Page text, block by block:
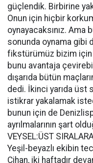
güçlendik. Birbirine
Onun için hiçbir
oynayacaksınız. Ama
sonunda oynama gibi
fikstürümüz bizim için
bunu avantaja
dışarıda bütün
dedi. İkinci yarıda üst
istikrar yakalamak
bunun için de
ayrılmalarının şart
VEYSEL:ÜST
Yeşil-beyazlı ekibin
Cihan, iki haftadır